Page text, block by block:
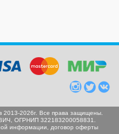
2013-2026г. Все права защищены.
ОГРНИП 322183200058831.
информации
договор оферты